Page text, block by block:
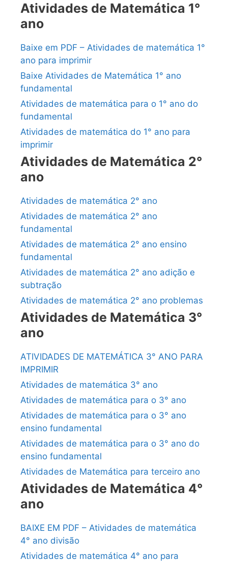
Atividades de Matemática 1°
ano
Baixe em PDF – Atividades de matemática 1°
ano para imprimir
Baixe Atividades de Matemática 1° ano
fundamental
Atividades de matemática para o 1° ano do
fundamental
Atividades de matemática do 1° ano para
imprimir
Atividades de Matemática 2°
ano
Atividades de matemática 2° ano
Atividades de matemática 2° ano
fundamental
Atividades de matemática 2° ano ensino
fundamental
Atividades de matemática 2° ano adição e
subtração
Atividades de matemática 2° ano problemas
Atividades de Matemática 3°
ano
ATIVIDADES DE MATEMÁTICA 3° ANO PARA
IMPRIMIR
Atividades de matemática 3° ano
Atividades de matemática para o 3° ano
Atividades de matemática para o 3° ano
ensino fundamental
Atividades de matemática para o 3° ano do
ensino fundamental
Atividades de Matemática para terceiro ano
Atividades de Matemática 4°
ano
BAIXE EM PDF – Atividades de matemática
4° ano divisão
Atividades de matemática 4° ano para